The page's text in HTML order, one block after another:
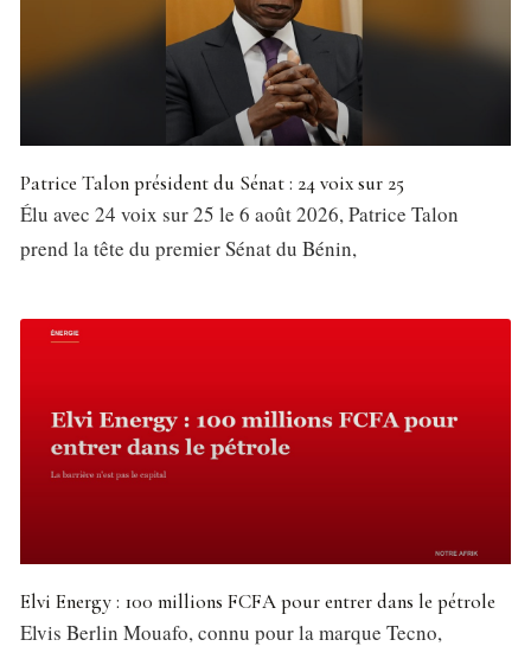
Patrice Talon président du Sénat : 24 voix sur 25
Élu avec 24 voix sur 25 le 6 août 2026, Patrice Talon
prend la tête du premier Sénat du Bénin,
Elvi Energy : 100 millions FCFA pour entrer dans le pétrole
Elvis Berlin Mouafo, connu pour la marque Tecno,